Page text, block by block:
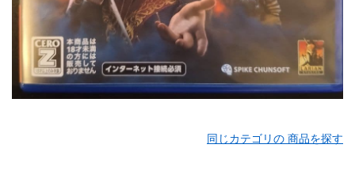
同じカテゴリの 商品を探す